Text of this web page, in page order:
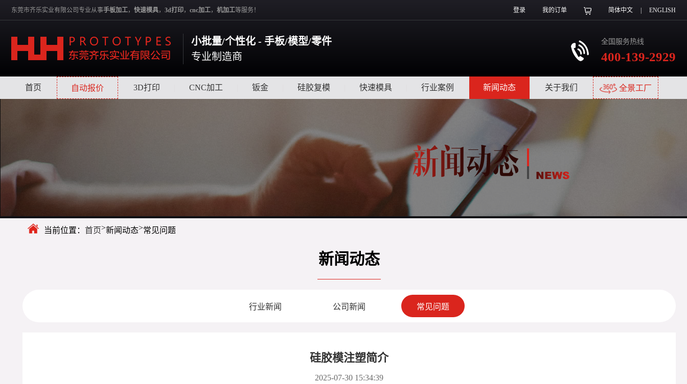
东莞市齐乐实业有限公司专业从事手板加工， 快速模具， 3d打印， cnc加工， 机加工等服务！ 登录 我的订单 简体中文 ENGLISH
小批量/个性化 - 手板/模型/零件
专业制造商
全国服务热线
400-139-2929
首页 自动报价 3D打印 CNC加工 钣金 硅胶复模 快速模具 行业案例 新闻动态 关于我们 全景工厂
当前位置： 首页>新闻动态>常见问题
新闻动态
行业新闻 公司新闻 常见问题
硅胶模注塑简介
2025-07-30 15:34:39